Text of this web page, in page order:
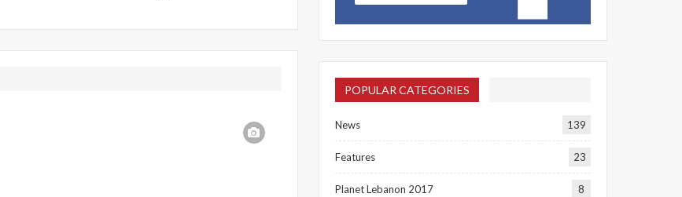
POPULAR CATEGORIES
News 139
Features 23
Planet Lebanon 2017 8